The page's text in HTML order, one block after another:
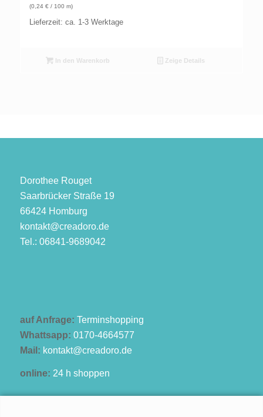
(0,24 €/ 100 m)
Lieferzeit: ca. 1-3 Werktage
In den Warenkorb Zeige Details
Dorothee Rouget
Saarbrücker Straße 19
66424 Homburg
kontakt@creadoro.de
Tel.: 06841-9689042
auf Anfrage: Terminshopping
Whattsapp: 0170-4664577
Mail: kontakt@creadoro.de
online: 24 h shoppen